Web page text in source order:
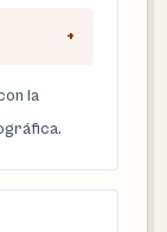
+
la